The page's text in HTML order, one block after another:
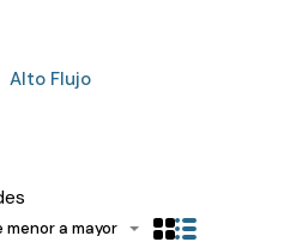
Alto Flujo
a mayor